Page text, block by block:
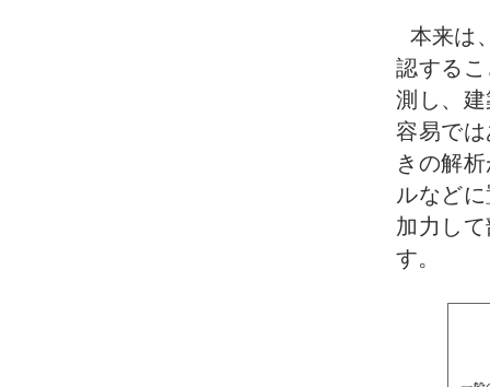
本来は
認する
測し、
容易で
きの解
ルなど
加力し
す。